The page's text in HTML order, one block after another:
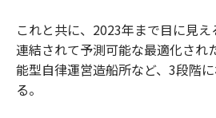
これと共に、2023年まで目に見
連結されて予測可能な最適化され
能型自律運営造船所など、3段階
る。